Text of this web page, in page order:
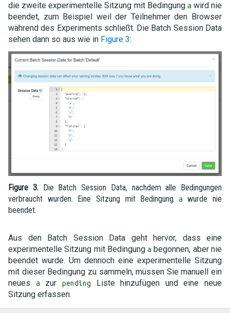
die zweite experimentelle Sitzung mit Bedingung a wird nie
beendet, zum Beispiel weil der Teilnehmer den Browser
während des Experiments schließt. Die Batch Session Data
sehen dann so aus wie in Figure 3:
Figure 3.Die Batch Session Data, nachdem alle Bedingungen
verbraucht wurden. Eine Sitzung mit Bedingung
a
wurde nie
beendet.
Aus den Batch Session Data geht hervor, dass eine
experimentelle Sitzung mit Bedingunga begonnen, aber nie
beendet wurde. Um dennoch eine experimentelle Sitzung
mit dieser Bedingung zu sammeln, müssen Sie manuell ein
neues
a zur pending
Liste hinzufügen und eine neue
Sitzung erfassen.